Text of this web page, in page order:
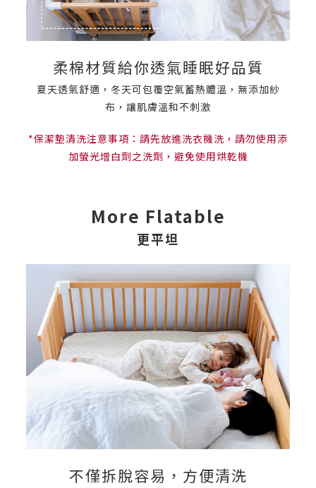
柔棉材質給你透氣睡眠好品質
夏天透氣舒適，冬天可包覆空氣蓄熱體溫，無添加紗
布，讓肌膚溫和不刺激
*保潔墊清洗注意事項：請先放進洗衣機洗，請勿使用添
加螢光增白劑之洗劑，避免使用烘乾機
More Flatable
更平坦
不僅拆脫容易，方便清洗